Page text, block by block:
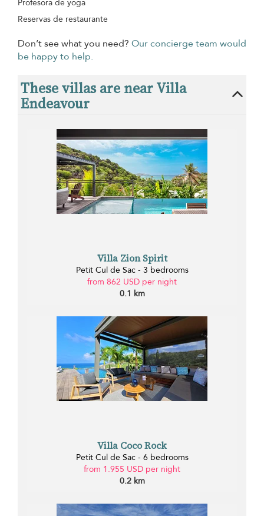
Profesora de yoga
Reservas de restaurante
Don’t see what you need? Our concierge team would
be happy to help.
These villas are near Villa
Endeavour
Villa Zion Spirit
Petit Cul de Sac - 3 bedrooms
from 862 USD per night
0.1 km
Villa Coco Rock
Petit Cul de Sac - 6 bedrooms
from 1.955 USD per night
0.2 km